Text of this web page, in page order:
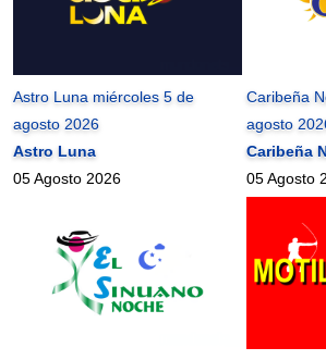
Astro Luna miércoles 5 de
agosto 2026
Astro Luna
05 Agosto 2026
Caribeña
agosto
Caribeña
05 Agosto